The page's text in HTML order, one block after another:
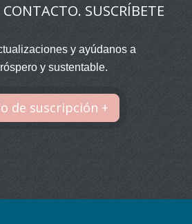
SUSCRÍBETE
y ayúdanos a
y sustentable.
de suscripción +